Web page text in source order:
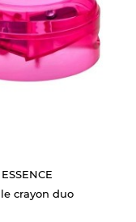
ESSENCE
crayon duo